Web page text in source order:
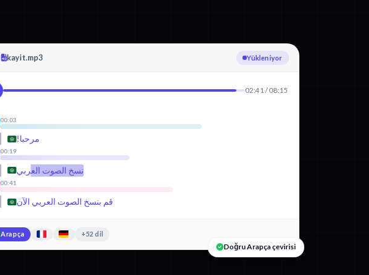
kayit.mp3 Yazıya dökülüyor
02:41 / 08:15
00:03
مرحبا!
00:19
نسخ الصوت العربي
00:41
قم بنسخ الصوت العربي الآن
Arapça +52 dil
Doğru Arapça çevirisi